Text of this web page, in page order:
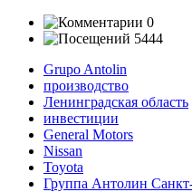
0
5444
Grupo Antolin
производство
Ленинградская область
инвестиции
General Motors
Nissan
Toyota
Группа Антолин